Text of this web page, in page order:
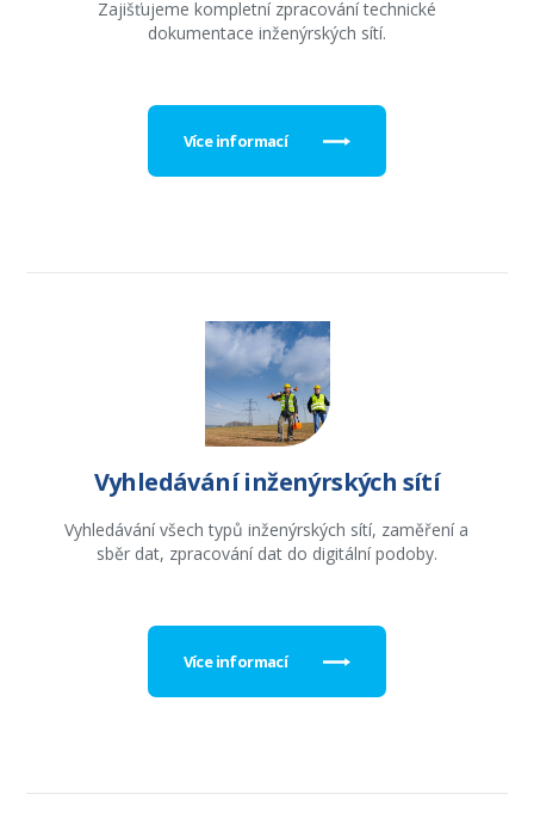
Zajišťujeme kompletní zpracování technické
dokumentace inženýrských sítí.
Více informací
Vyhledávání inženýrských sítí
Vyhledávání všech typů inženýrských sítí, zaměření a
sběr dat, zpracování dat do digitální podoby.
Více informací